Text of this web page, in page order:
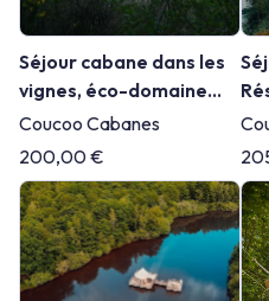
Séjour cabane dans les
vignes, éco-domaine
Grands Cépages,
Vaucluse
Coucoo Cabanes
200,00 €